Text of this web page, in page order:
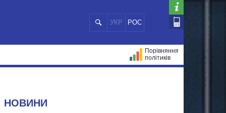
УКР РОС
Порівняння
політиків
НОВИНИ